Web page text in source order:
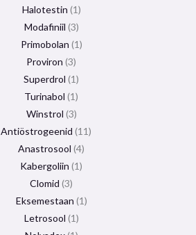
Halotestin 1
Modafiniil 3
Primobolan 1
Proviron 3
Superdrol 1
Turinabol 1
Winstrol 3
Antiöstrogeenid 11
Anastrosool 4
Kabergoliin 1
Clomid 3
Eksemestaan ​​1
Letrosool 1